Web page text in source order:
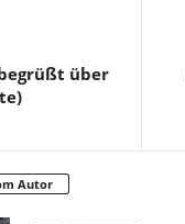
über
Autor